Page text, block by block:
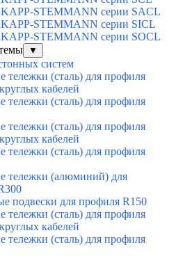
STEMMANN серии SACL
STEMMANN серии SICL
STEMMANN серии SOCL
▼
систем
тележки (сталь) для профиля
кабелей
тележки (сталь) для профиля
тележки (сталь) для профиля
кабелей
тележки (сталь) для профиля
тележки (алюминий) для
подвески для профиля R150
тележки (сталь) для профиля
кабелей
тележки (сталь) для профиля